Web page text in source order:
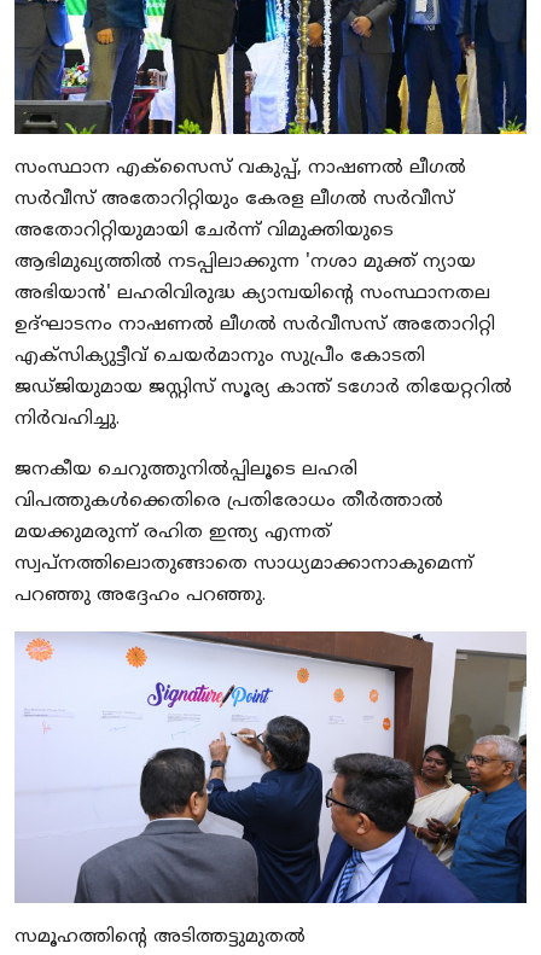
സംസ്ഥാന എക്സൈസ് വകുപ്പ്, നാഷണൽ ലീഗൽ
സർവീസ് അതോറിറ്റിയും കേരള ലീഗൽ സർവീസ്
അതോറിറ്റിയുമായി ചേർന്ന് വിമുക്തിയുടെ
ആഭിമുഖ്യത്തിൽ നടപ്പിലാക്കുന്ന 'നശാ മുക്ത് ന്യായ
അഭിയാൻ' ലഹരിവിരുദ്ധ ക്യാമ്പയിന്റെ സംസ്ഥാനതല
ഉദ്ഘാടനം നാഷണൽ ലീഗൽ സർവീസസ് അതോറിറ്റി
എക്സിക്യുട്ടീവ് ചെയർമാനും സുപ്രീം കോടതി
ജഡ്ജിയുമായ ജസ്റ്റിസ് സൂര്യ കാന്ത് ടഗോർ തിയേറ്ററിൽ
നിർവഹിച്ചു.
ജനകീയ ചെറുത്തുനിൽപ്പിലൂടെ ലഹരി
വിപത്തുകൾക്കെതിരെ പ്രതിരോധം തീർത്താൽ
മയക്കുമരുന്ന് രഹിത ഇന്ത്യ എന്നത്
സ്വപ്നത്തിലൊതുങ്ങാതെ സാധ്യമാക്കാനാകുമെന്ന്
പറഞ്ഞു അദ്ദേഹം പറഞ്ഞു.
സമൂഹത്തിന്റെ അടിത്തട്ടുമുതൽ